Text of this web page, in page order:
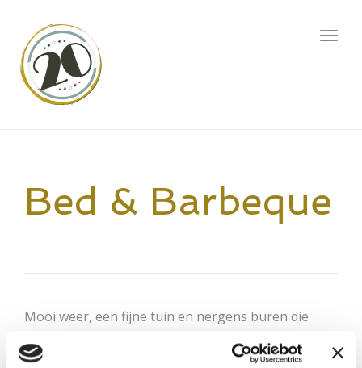
Bed & Barbeque
Mooi weer, een fijne tuin en nergens buren die
zich. Wij zorgen voor de hardware en het eten,